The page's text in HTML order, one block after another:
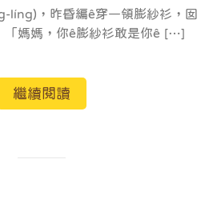
líng)，昨昏編ê穿一領膨紗衫，囡
「媽媽，你ê膨紗衫敢是你ê […]
繼續閱讀